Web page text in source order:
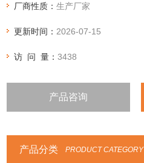
厂商性质：生产厂家
更新时间： 2026-07-15
访 问 量：3438
产品咨询
产品分类 PRODUCT CATEGORY